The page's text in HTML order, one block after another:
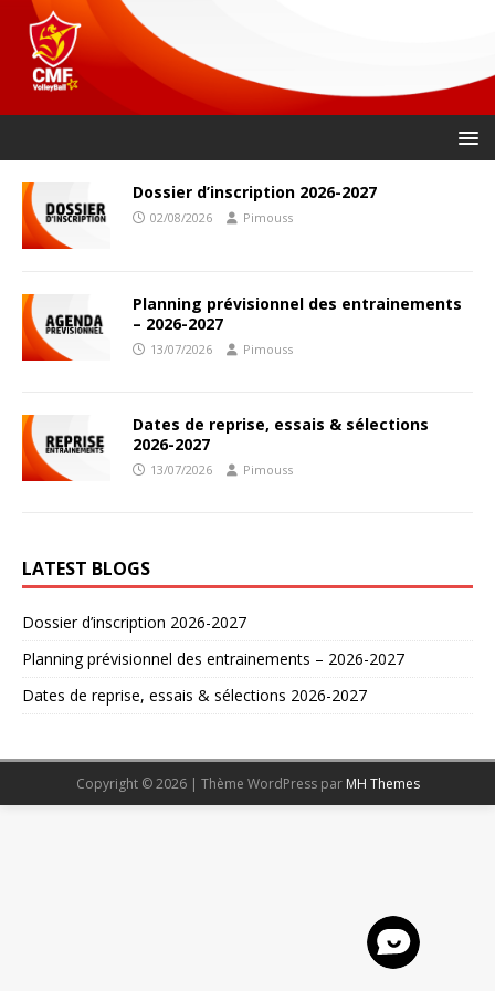
Dossier d’inscription 2026-2027
02/08/2026 Pimouss
Planning prévisionnel des entrainements
– 2026-2027
13/07/2026 Pimouss
Dates de reprise, essais & sélections
2026-2027
13/07/2026 Pimouss
LATEST BLOGS
Dossier d’inscription 2026-2027
Planning prévisionnel des entrainements – 2026-2027
Dates de reprise, essais & sélections 2026-2027
Copyright © 2026 | Thème WordPress par MH Themes